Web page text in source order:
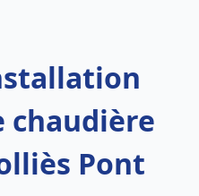
chaudière
Pont